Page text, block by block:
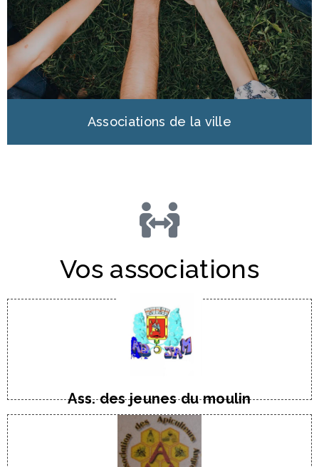
Associations de la ville
Vos associations
Ass. des jeunes du moulin
Tél : 06 09 09 0764
E-Mail
Tél : 06 08 79 14 61
E-mail